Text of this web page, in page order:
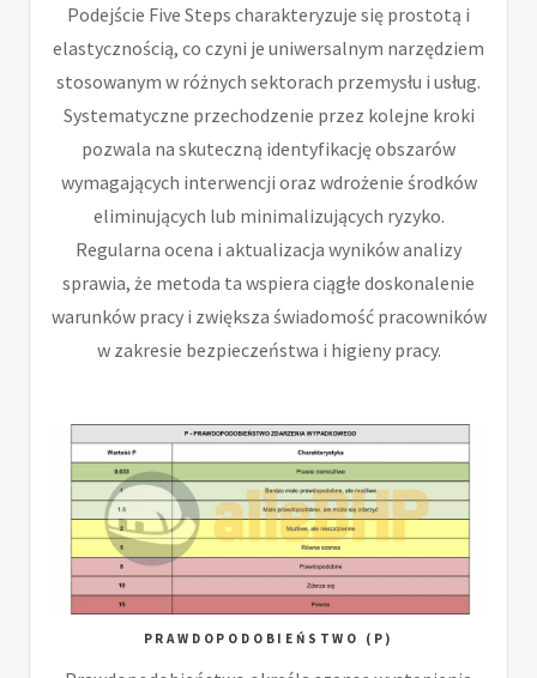
Podejście Five Steps charakteryzuje się prostotą i
elastycznością, co czyni je uniwersalnym narzędziem
stosowanym w różnych sektorach przemysłu i usług.
Systematyczne przechodzenie przez kolejne kroki
pozwala na skuteczną identyfikację obszarów
wymagających interwencji oraz wdrożenie środków
eliminujących lub minimalizujących ryzyko.
Regularna ocena i aktualizacja wyników analizy
sprawia, że metoda ta wspiera ciągłe doskonalenie
warunków pracy i zwiększa świadomość pracowników
w zakresie bezpieczeństwa i higieny pracy.
PRAWDOPODOBIEŃSTWO (P)